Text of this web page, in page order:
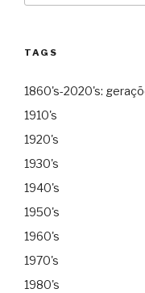
TAGS
1860's-2020's:
1910's
1920's
1930's
1940's
1950's
1960's
1970's
1980's